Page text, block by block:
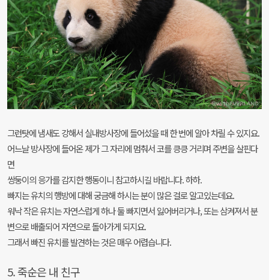
그런탓에 냄새도 강해서 실내방사장에 들어섰을 때 한 번에 알아 차릴 수 있지요.
어느날 방사장에 들어온 제가 그 자리에 멈춰서 코를 킁킁 거리며 주변을 살핀다
면
쌍둥이의 응가를 감지한 행동이니 참고하시길 바랍니다. 하하.
빠지는 유치의 행방에 대해 궁금해 하시는 분이 많은 걸로 알고있는데요.
워낙 작은 유치는 자연스럽게 하나 둘 빠지면서 잃어버리거나, 또는 삼켜져서 분
변으로 배출되어 자연으로 돌아가게 되지요.
그래서 빠진 유치를 발견하는 것은 매우 어렵습니다.
5. 죽순은 내 친구